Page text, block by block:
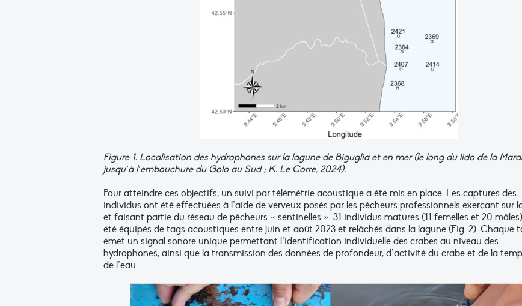
Figure 1. Localisation des hydrophones sur la lagune de Biguglia et en mer (le long du lido de la
jusqu’à l’embouchure du Golo au Sud ; K. Le Corre, 2024).
Pour atteindre ces objectifs, un suivi par télémétrie acoustique a été mis en place. Les captures des
individus ont été effectuées à l’aide de verveux posés par les pêcheurs professionnels exerçant sur
et faisant partie du réseau de pêcheurs « sentinelles ». 31 individus matures (11 femelles et 20
été équipés de tags acoustiques entre juin et août 2023 et relâchés dans la lagune (Fig. 2). Chaque
émet un signal sonore unique permettant l’identification individuelle des crabes au niveau des
hydrophones, ainsi que la transmission des données de profondeur, d’activité du crabe et de la
de l’eau.